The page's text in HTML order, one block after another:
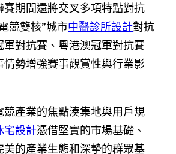
賽期間還將交叉多項特點對抗
競雙核”城市中醫診所設計對抗
軍對抗賽、粵港澳冠軍對抗賽
情勢增強賽事觀賞性與行業影
競產業的焦點湊集地與用戶規
宅設計憑借堅實的市場基礎、
美的產業生態和深摯的群眾基